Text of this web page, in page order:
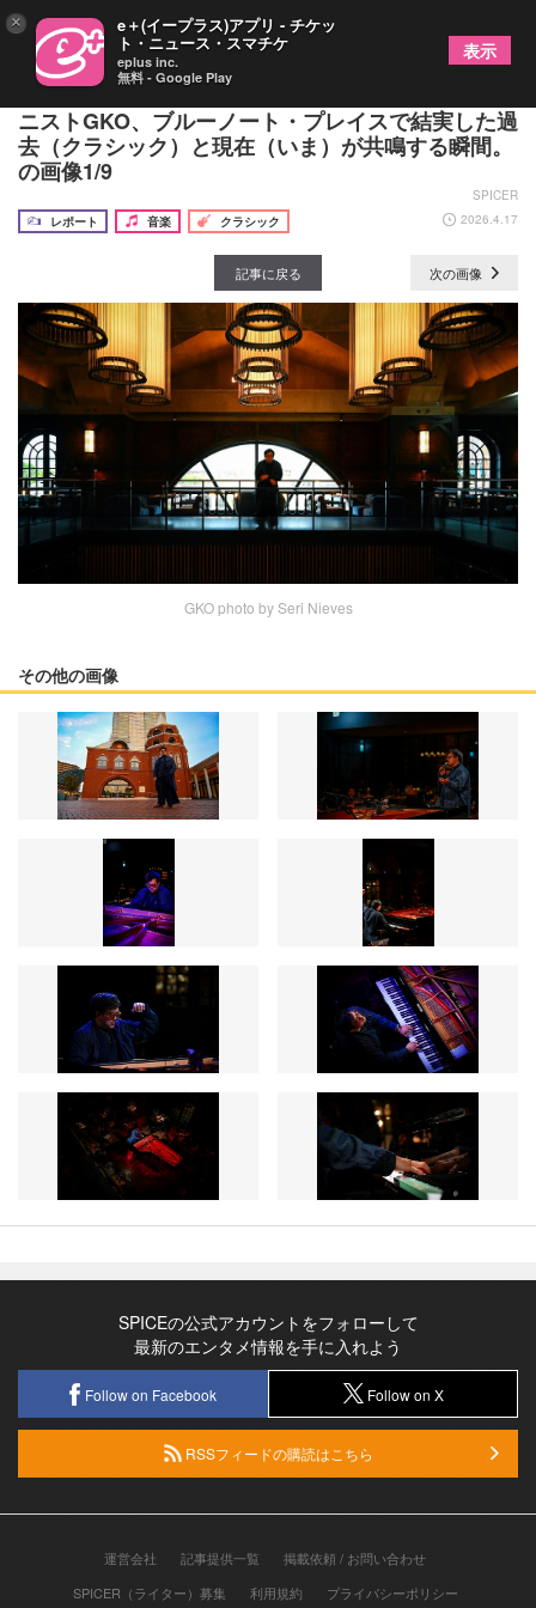
「自分自身の音楽を奏でたい」――LAの新星ピア
ニストGKO、ブルーノート・プレイスで結実した過
去（クラシック）と現在（いま）が共鳴する瞬間。
の画像1/9
SPICER
レポート
音楽 クラシック 2026.4.17
記事に戻る 次の画像
GKO photo by Seri Nieves
その他の画像
SPICEの公式アカウントをフォローして
最新のエンタメ情報を手に入れよう
Follow on Facebook Follow on X
RSSフィードの購読はこちら
運営会社 記事提供一覧
掲載依頼 / お問い合わせ
SPICER（ライター）募集
利用規約 プライバシーポリシー
× e＋(イープラス)アプリ - チケッ
ト・ニュース・スマチケ
eplus inc.
無料 - Google Play
表示